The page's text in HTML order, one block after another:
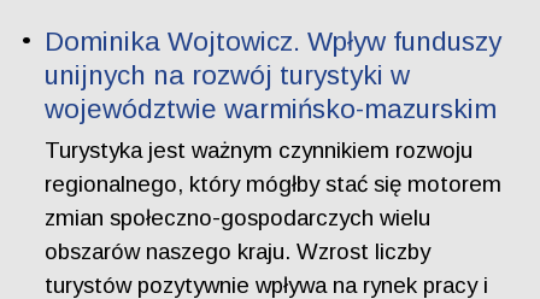
Dominika Wojtowicz. Wpływ funduszy
unijnych na rozwój turystyki w
województwie warmińsko-mazurskim
Turystyka jest ważnym czynnikiem rozwoju
regionalnego, który mógłby stać się motorem
zmian społeczno-gospodarczych wielu
obszarów naszego kraju. Wzrost liczby
turystów pozytywnie wpływa na rynek pracy i